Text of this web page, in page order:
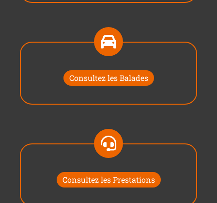
Consultez les Balades
Consultez les Prestations